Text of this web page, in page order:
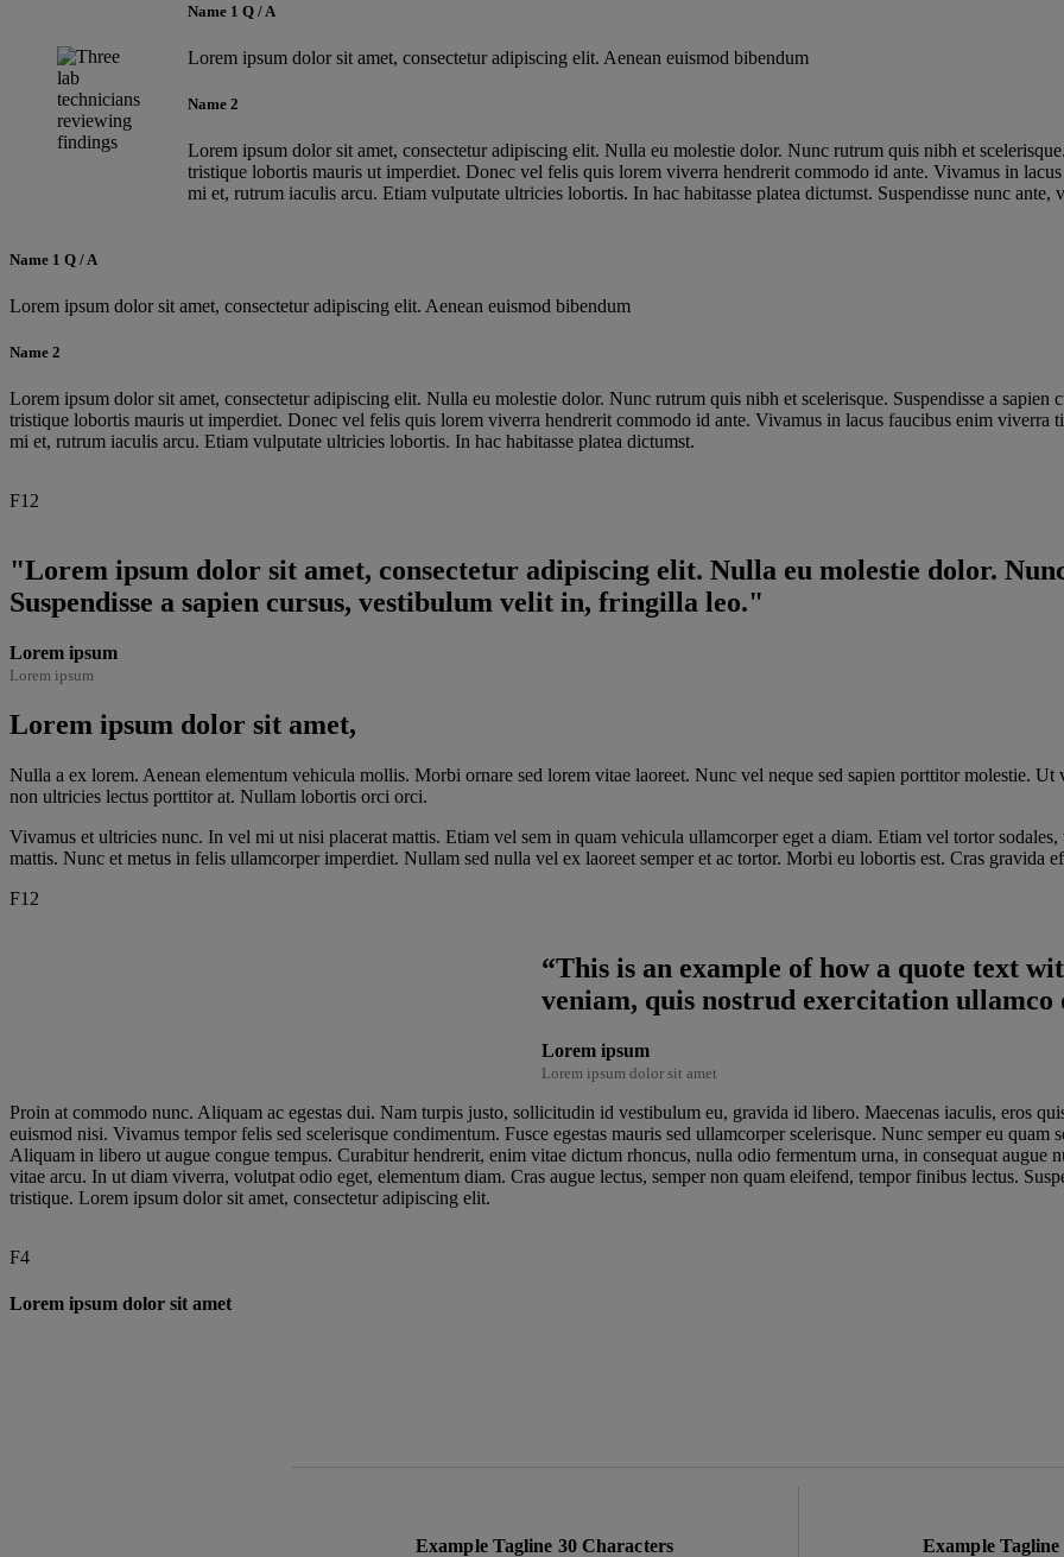
Name 1 Q / A
Lorem ipsum dolor sit amet, consectetur adipiscing elit. Aenean euismod bibendum
Name 2
Lorem ipsum dolor sit amet, consectetur adipiscing elit. Nulla eu molestie dolor. Nunc rutrum quis nibh et
tristique lobortis mauris ut imperdiet. Donec vel felis quis lorem viverra hendrerit commodo id ante. Vivamus in
mi et, rutrum iaculis arcu. Etiam vulputate ultricies lobortis. In hac habitasse platea dictumst. Suspendisse nunc ante,
Name 1 Q / A
Lorem ipsum dolor sit amet, consectetur adipiscing elit. Aenean euismod bibendum
Name 2
Lorem ipsum dolor sit amet, consectetur adipiscing elit. Nulla eu molestie dolor. Nunc rutrum quis nibh et scelerisque. Suspendisse a
tristique lobortis mauris ut imperdiet. Donec vel felis quis lorem viverra hendrerit commodo id ante. Vivamus in lacus faucibus enim viverra
mi et, rutrum iaculis arcu. Etiam vulputate ultricies lobortis. In hac habitasse platea dictumst.
F12
"Lorem ipsum dolor sit amet, consectetur adipiscing elit. Nulla eu molestie dolor.
Suspendisse a sapien cursus, vestibulum velit in, fringilla leo."
Lorem ipsum
Lorem ipsum
Lorem ipsum dolor sit amet,
Nulla a ex lorem. Aenean elementum vehicula mollis. Morbi ornare sed lorem vitae laoreet. Nunc vel neque sed sapien porttitor molestie.
non ultricies lectus porttitor at. Nullam lobortis orci orci.
Vivamus et ultricies nunc. In vel mi ut nisi placerat mattis. Etiam vel sem in quam vehicula ullamcorper eget a diam. Etiam vel tortor
mattis. Nunc et metus in felis ullamcorper imperdiet. Nullam sed nulla vel ex laoreet semper et ac tortor. Morbi eu lobortis est. Cras gravida
F12
“This is an example of how a quote text
veniam, quis nostrud exercitation ullamco
Lorem ipsum
Lorem ipsum dolor sit amet
Proin at commodo nunc. Aliquam ac egestas dui. Nam turpis justo, sollicitudin id vestibulum eu, gravida id libero. Maecenas iaculis, eros
euismod nisi. Vivamus tempor felis sed scelerisque condimentum. Fusce egestas mauris sed ullamcorper scelerisque. Nunc semper eu
Aliquam in libero ut augue congue tempus. Curabitur hendrerit, enim vitae dictum rhoncus, nulla odio fermentum urna, in consequat augue
vitae arcu. In ut diam viverra, volutpat odio eget, elementum diam. Cras augue lectus, semper non quam eleifend, tempor finibus lectus.
tristique. Lorem ipsum dolor sit amet, consectetur adipiscing elit.
Lorem ipsum dolor sit amet, consectetur adipiscing elit. Nulla eu molestie dolor. Nunc
Primary CTA
F4
Lorem ipsum dolor sit amet
Example Tagline 30 Characters Example